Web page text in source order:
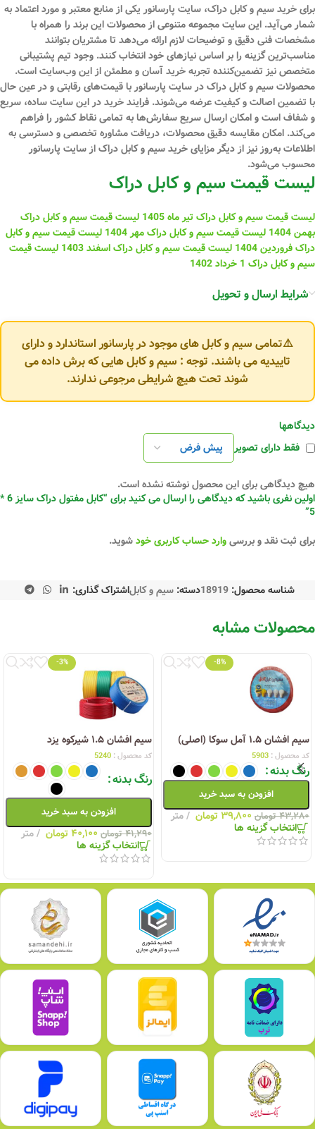
برای خرید سیم و کابل دراک، سایت پارسانور یکی از منابع معتبر و مورد اعتماد به
شمار می‌آید. این سایت مجموعه متنوعی از محصولات این برند را همراه با
مشخصات فنی دقیق و توضیحات لازم ارائه می‌دهد تا مشتریان بتوانند
مناسب‌ترین گزینه را بر اساس نیازهای خود انتخاب کنند. وجود تیم پشتیبانی
متخصص نیز تضمین‌کننده تجربه خرید آسان و مطمئن از این وب‌سایت است.
محصولات سیم و کابل دراک در سایت پارسانور با قیمت‌های رقابتی و در عین حال
با تضمین اصالت و کیفیت عرضه می‌شوند. فرایند خرید در این سایت ساده، سریع
و شفاف است و امکان ارسال سریع سفارش‌ها به تمامی نقاط کشور را فراهم
می‌کند. امکان مقایسه دقیق محصولات، دریافت مشاوره تخصصی و دسترسی به
اطلاعات به‌روز نیز از دیگر مزایای خرید سیم و کابل دراک از سایت پارسانور
محسوب می‌شود.
لیست قیمت سیم و کابل دراک
لیست قیمت سیم و کابل دراک تیر ماه 1405
لیست قیمت سیم و کابل دراک
بهمن 1404
لیست قیمت سیم و کابل دراک مهر 1404
لیست قیمت سیم و کابل
دراک فروردین 1404
لیست قیمت سیم و کابل دراک اسفند 1403
لیست قیمت
سیم و کابل دراک 1 خرداد 1402
شرایط ارسال و تحویل
⚠️تمامی سیم و کابل های موجود در پارسانور استاندارد و دارای
تاییدیه می باشند. توجه : سیم و کابل هایی که برش داده می
شوند تحت هیچ شرایطی مرجوعی ندارند.
دیدگاهها
فقط دارای تصویر
هیچ دیدگاهی برای این محصول نوشته نشده است.
اولین نفری باشید که دیدگاهی را ارسال می کنید برای “کابل مفتول دراک سایز 6 *
5”
برای ثبت نقد و بررسیوارد حساب کاربری خودشوید.
شناسه محصول: 18919دسته: سیم و کابلاشتراک گذاری:
محصولات مشابه
-8%
سیم افشان ۱.۵ آمل سوکا (اصلی)
کد محصول : 5903
رنگ بدنه
افزودن به سبد خرید
۴۳,۲۸۰ تومان ۳۹,۸۰۰ تومان متر
انتخاب گزینه ها
-3%
سیم افشان ۱.۵ شیرکوه یزد
کد محصول : 5240
رنگ بدنه
افزودن به سبد خرید
۴۱,۲۹۰ تومان ۴۰,۱۰۰ تومان متر
انتخاب گزینه ها